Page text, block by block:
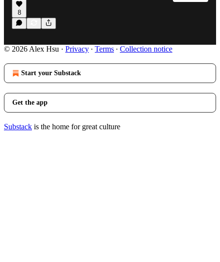
8
© 2026 Alex Hsu · Privacy ∙ Terms ∙ Collection notice
Start your Substack
Get the app
Substack is the home for great culture